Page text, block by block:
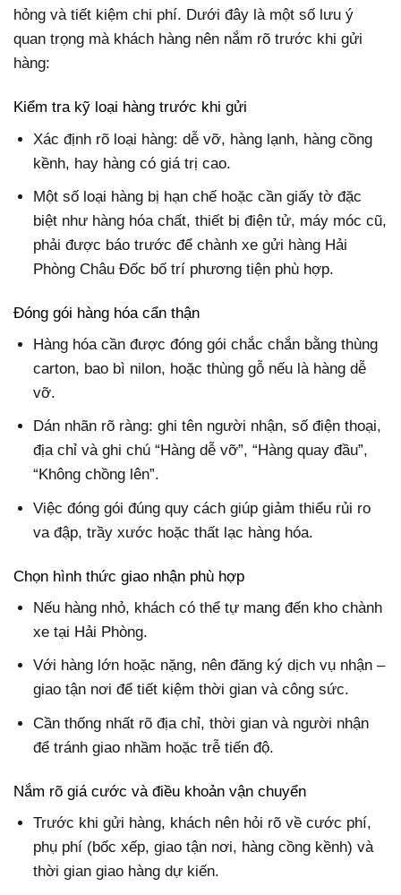
hỏng và tiết kiệm chi phí. Dưới đây là một số lưu ý
quan trọng mà khách hàng nên nắm rõ trước khi gửi
hàng:
Kiểm tra kỹ loại hàng trước khi gửi
Xác định rõ loại hàng: dễ vỡ, hàng lạnh, hàng cồng
kềnh, hay hàng có giá trị cao.
Một số loại hàng bị hạn chế hoặc cần giấy tờ đặc
biệt như hàng hóa chất, thiết bị điện tử, máy móc cũ,
phải được báo trước để chành xe gửi hàng Hải
Phòng Châu Đốc bố trí phương tiện phù hợp.
Đóng gói hàng hóa cẩn thận
Hàng hóa cần được đóng gói chắc chắn bằng thùng
carton, bao bì nilon, hoặc thùng gỗ nếu là hàng dễ
vỡ.
Dán nhãn rõ ràng: ghi tên người nhận, số điện thoại,
địa chỉ và ghi chú “Hàng dễ vỡ”, “Hàng quay đầu”,
“Không chồng lên”.
Việc đóng gói đúng quy cách giúp giảm thiểu rủi ro
va đập, trầy xước hoặc thất lạc hàng hóa.
Chọn hình thức giao nhận phù hợp
Nếu hàng nhỏ, khách có thể tự mang đến kho chành
xe tại Hải Phòng.
Với hàng lớn hoặc nặng, nên đăng ký dịch vụ nhận –
giao tận nơi để tiết kiệm thời gian và công sức.
Cần thống nhất rõ địa chỉ, thời gian và người nhận
để tránh giao nhầm hoặc trễ tiến độ.
Nắm rõ giá cước và điều khoản vận chuyển
Trước khi gửi hàng, khách nên hỏi rõ về cước phí,
phụ phí (bốc xếp, giao tận nơi, hàng cồng kềnh) và
thời gian giao hàng dự kiến.